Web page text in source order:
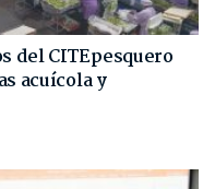
del CITEpesquero
acuícola y